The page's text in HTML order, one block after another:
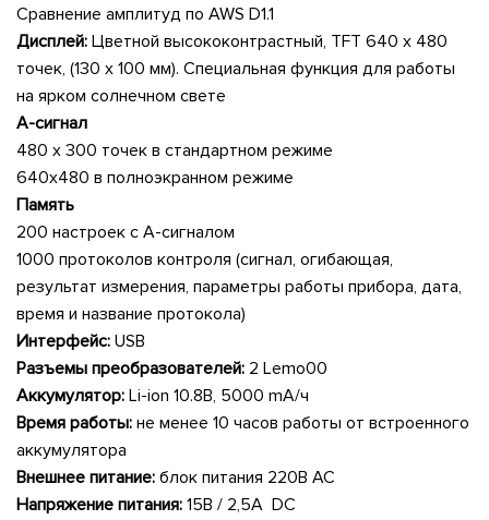
Сравнение амплитуд по AWS D1.1
Дисплей: Цветной высококонтрастный, TFT 640 х 480
точек, (130 х 100 мм). Специальная функция для работы
на ярком солнечном свете
А-сигнал
480 x 300 точек в стандартном режиме
640х480 в полноэкранном режиме
Память
200 настроек с А-сигналом
1000 протоколов контроля (сигнал, огибающая,
результат измерения, параметры работы прибора, дата,
время и название протокола)
Интерфейс: USB
Разъемы преобразователей: 2 Lemo00
Аккумулятор: Li-ion 10.8В, 5000 mА/ч
Время работы: не менее 10 часов работы от встроенного
аккумулятора
Внешнее питание: блок питания 220В AC
Напряжение питания: 15В / 2,5А DC